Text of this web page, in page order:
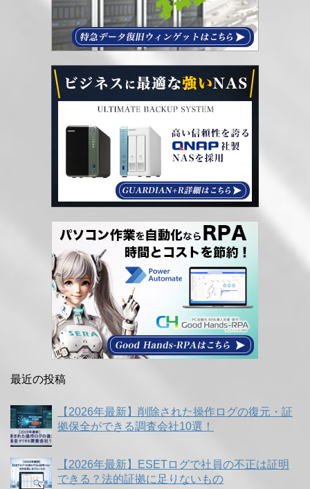
最近の投稿
【2026年最新】削除された操作ログの復元・証
拠保全ができる調査会社10選！
【2026年最新】ESETログで社員の不正は証明
できる？法的証拠に足りないもの